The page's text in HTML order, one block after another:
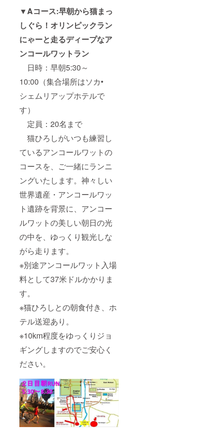
▼Aコース:早朝から猫まっ
しぐら！オリンピックラン
にゃーと走るディープなア
ンコールワットラン
日時：早朝5:30～
10:00（集合場所はソカ•
シェムリアップホテルで
す）
定員：20名まで
猫ひろしがいつも練習し
ているアンコールワットの
コースを、ご一緒にランニ
ングいたします。神々しい
世界遺産・アンコールワッ
ト遺跡を背景に、アンコー
ルワットの美しい朝日の光
の中を、ゆっくり観光しな
がら走ります。
※別途アンコールワット入場
料として37米ドルかかりま
す。
※猫ひろしとの朝食付き、ホ
テル送迎あり。
※10km程度をゆっくりジョ
ギングしますのでご安心く
ださい。